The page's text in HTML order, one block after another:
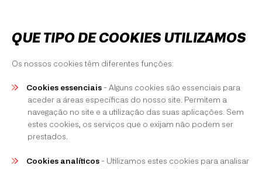
QUE TIPO DE COOKIES UTILIZAMOS
Os nossos cookies têm diferentes funções:
Cookies essenciais- Alguns cookies são essenciais para
aceder a áreas específicas do nosso site. Permitem a
navegação no site e a utilização das suas aplicações. Sem
estes cookies, os serviços que o exijam não podem ser
prestados.
Cookies analíticos- Utilizamos estes cookies para analisar